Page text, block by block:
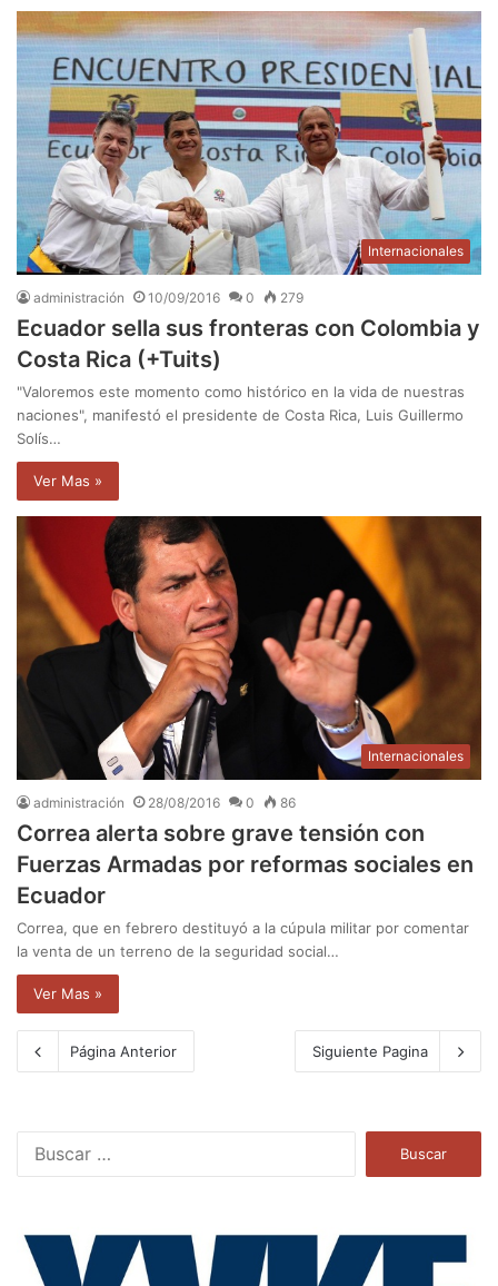
Internacionales
administración 10/09/2016 0 279
Ecuador sella sus fronteras con Colombia y
Costa Rica (+Tuits)
"Valoremos este momento como histórico en la vida de nuestras
naciones", manifestó el presidente de Costa Rica, Luis Guillermo
Solís…
Ver Mas »
Internacionales
administración 28/08/2016 0 86
Correa alerta sobre grave tensión con
Fuerzas Armadas por reformas sociales en
Ecuador
Correa, que en febrero destituyó a la cúpula militar por comentar
la venta de un terreno de la seguridad social…
Ver Mas »
Página Anterior Siguiente Pagina
a